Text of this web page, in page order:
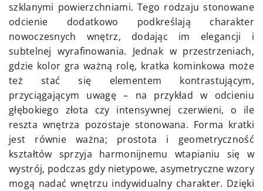
szklanymi powierzchniami. Tego rodzaju stonowane
odcienie dodatkowo podkreślają charakter
nowoczesnych wnętrz, dodając im elegancji i
subtelnej wyrafinowania. Jednak w przestrzeniach,
gdzie kolor gra ważną rolę, kratka kominkowa może
też stać się elementem kontrastującym,
przyciągającym uwagę – na przykład w odcieniu
głębokiego złota czy intensywnej czerwieni, o ile
reszta wnętrza pozostaje stonowana. Forma kratki
jest równie ważna; prostota i geometryczność
kształtów sprzyja harmonijnemu wtapianiu się w
wystrój, podczas gdy nietypowe, asymetryczne wzory
mogą nadać wnętrzu indywidualny charakter. Dzięki